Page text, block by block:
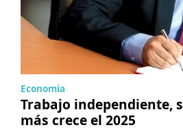
Economia
Trabajo independiente,
más crece el 2025